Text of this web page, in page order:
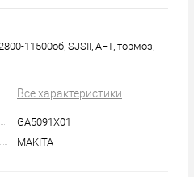
11500об, SJSII, AFT, тормоз,
Все характеристики
GA5091X01
MAKITA